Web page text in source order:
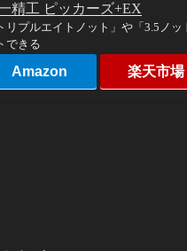
精工 ピッカーズ+EX
リプルエイトノット」や「3.5ノ
できる
Amazon 楽天市場